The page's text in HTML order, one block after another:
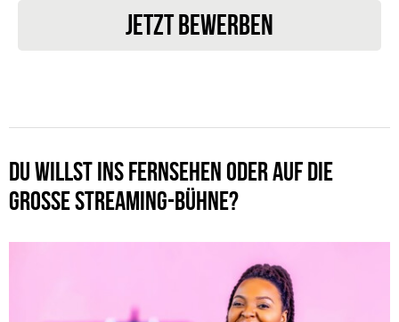
JETZT BEWERBEN
DU WILLST INS FERNSEHEN ODER AUF DIE
GROSSE STREAMING-BÜHNE?